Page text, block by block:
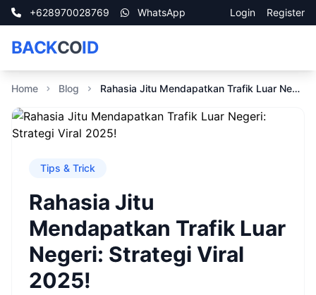
+628970028769 WhatsApp Login Register
BACKCOID
Home Blog Rahasia Jitu Mendapatkan Trafik Luar Negeri: Strategi Viral 2025!
Tips & Trick
Rahasia Jitu
Mendapatkan Trafik Luar
Negeri: Strategi Viral
2025!